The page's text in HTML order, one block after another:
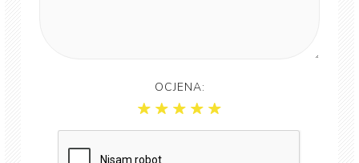
OCJENA: